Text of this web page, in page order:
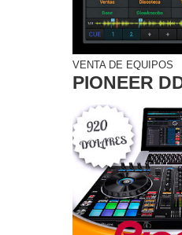
VENTA DE EQUIPOS
PIONEER